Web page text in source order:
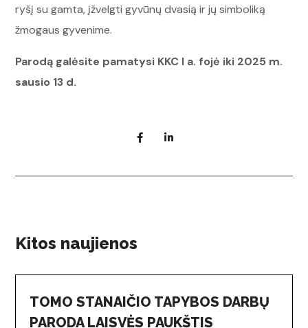
ryšį su gamta, įžvelgti gyvūnų dvasią ir jų simboliką
žmogaus gyvenime.
Parodą galėsite pamatysi KKC I a. fojė iki 2025 m.
sausio 13 d.
Kitos naujienos
TOMO STANAIČIO TAPYBOS DARBŲ
PARODA LAISVĖS PAUKŠTIS